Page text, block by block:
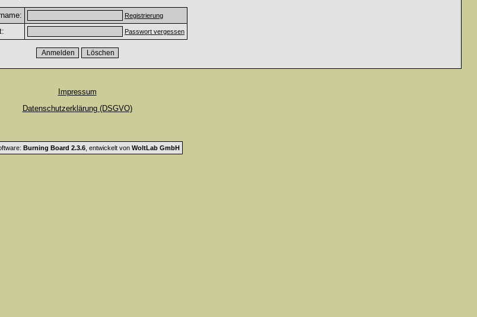
Registrierung
Passwort vergessen
Impressum
Datenschutzerklärung (DSGVO)
Burning Board 2.3.6, entwickelt von WoltLab GmbH